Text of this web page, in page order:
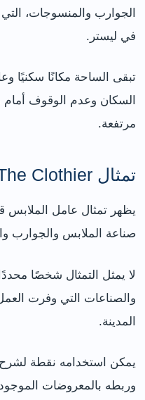
الجوارب والمنسوجات،
في ليستر.
تبقى الساحة مكانًا سكنيًا
السكان وعدم الوقوف
مرتفعة.
تمثال The Clothier
يظهر تمثال عامل الملابس
صناعة الملابس والجوارب
لا يمثل التمثال شخصًا
والصناعات التي وفرت
المدينة.
يمكن استخدامه نقطة لشرح
وربطه بالمعروضات